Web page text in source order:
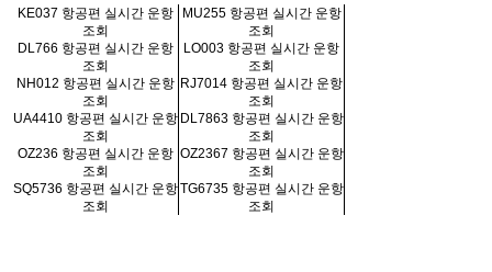
KE037 항공편 실시간 운항
조회
MU255 항공편 실시간 운항
조회
DL766 항공편 실시간 운항
조회
LO003 항공편 실시간 운항
조회
NH012 항공편 실시간 운항
조회
RJ7014 항공편 실시간 운항
조회
UA4410 항공편 실시간 운항
조회
DL7863 항공편 실시간 운항
조회
OZ236 항공편 실시간 운항
조회
OZ2367 항공편 실시간 운항
조회
SQ5736 항공편 실시간 운항
조회
TG6735 항공편 실시간 운항
조회